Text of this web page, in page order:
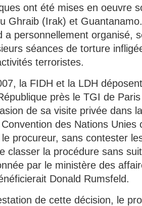
ont été mises en oeuvre
Ghraib (Irak) et
a personnellement organisé,
séances de torture
terroristes.
la FIDH et la LDH
près le TGI de
de sa visite privée dans
des Nations
procureur, sans contester
classer la procédure sans
par le ministère des
Donald Rumsfeld.
de cette décision, le